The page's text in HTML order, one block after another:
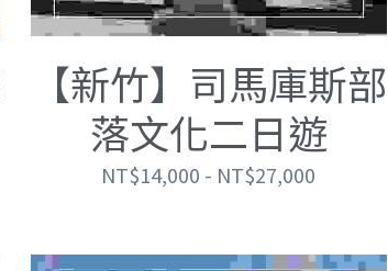
【新竹】司馬庫斯部
落文化二日遊
NT$14,000 - NT$27,000